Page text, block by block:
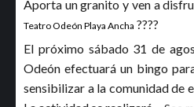
Aporta un granito y ven a
Teatro Odeón Playa Ancha ????
El próximo sábado 31 de
Odeón efectuará un bingo
sensibilizar a la comunidad de